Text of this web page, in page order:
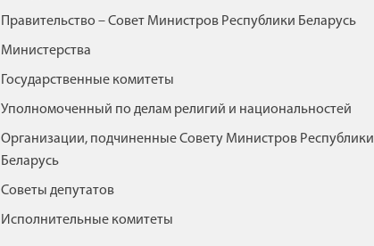
Правительство – Совет Министров Республики Беларусь
Министерства
Государственные комитеты
Уполномоченный по делам религий и национальностей
Организации, подчиненные Совету Министров Республики
Беларусь
Советы депутатов
Исполнительные комитеты